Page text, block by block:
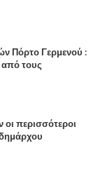
Πόρτο Γερμενού :
τους
οι περισσότεροι
Ειδυλλίας!